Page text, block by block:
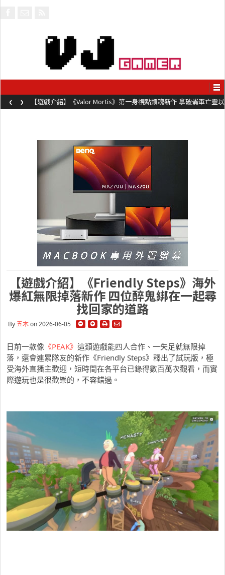
【遊戲介紹】《Valor Mortis》第一身視點類魂新作 拿破崙軍亡靈以
槍械劍與魔法殺敵
‹ ›
【遊戲介紹】《Friendly Steps》海外
爆紅無限掉落新作 四位醉鬼綁在一起尋
找回家的道路
By五木on 2026-06-05
日前一款像 《PEAK》 這類遊戲能四人合作、一失足就無限掉
落，還會連累隊友的新作《Friendly Steps》釋出了試玩版，極
受海外直播主歡迎，短時間在各平台已錄得數百萬次觀看，而實
際遊玩也是很歡樂的，不容錯過。